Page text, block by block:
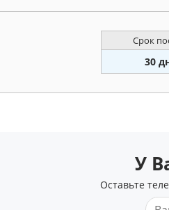
Срок
30
У
Оставьте